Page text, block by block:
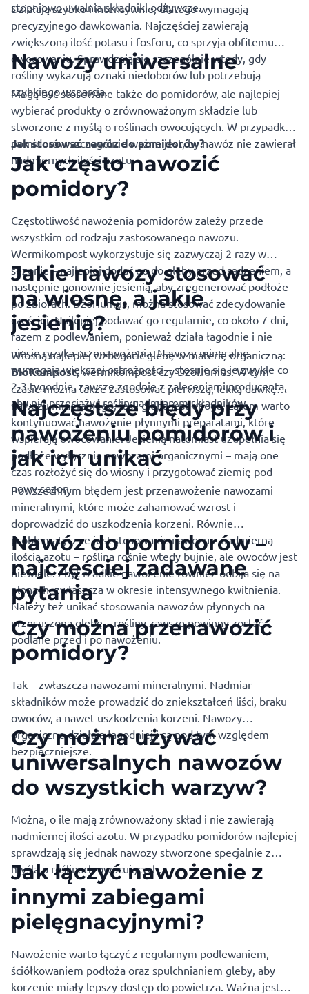
stopniowo uwalnia składniki odżywcze.
Działają szybko i intensywnie, dlatego wymagają
precyzyjnego dawkowania. Najczęściej zawierają
zwiększoną ilość potasu i fosforu, co sprzyja obfitemu
owocowaniu. Sprawdzają się szczególnie wtedy, gdy
rośliny wykazują oznaki niedoborów lub potrzebują
szybkiego wsparcia.
Nawozy uniwersalne
Mogą być stosowane także do pomidorów, ale najlepiej
wybierać produkty o zrównoważonym składzie lub
stworzone z myślą o roślinach owocujących. W przypadku
pomidorów szczególnie ważne jest, by nawóz nie zawierał
nadmiernych ilości azotu.
Jak stosować nawóz do pomidorów?
Jak często nawozić
pomidory?
Częstotliwość nawożenia pomidorów zależy przede
wszystkim od rodzaju zastosowanego nawozu.
Wermikompost wykorzystuje się zazwyczaj 2 razy w
sezonie – najlepiej dodać go do gleby przed sadzeniem, a
następnie ponownie jesienią, aby zregenerować podłoże
po zbiorach. DżoHumus, można stosować zdecydowanie
częściej. Najlepiej podawać go regularnie, co około 7 dni,
razem z podlewaniem, ponieważ działa łagodnie i nie
niesie ryzyka przenawożenia. Nawozy mineralne
wymagają większej ostrożności – stosuje się je zwykle co
2-3 tygodnie, zawsze zgodnie z zaleceniami producenta,
aby nie przeciążyć roślin nadmiarem składników.
Jakie nawozy stosować
na wiosnę, a jakie
jesienią?
Wiosną najlepiej wzbogacić glebę w materię organiczną:
BioKompost, wermikompost czy DżoHumus. W tym
czasie można także zastosować pierwszą, lekką dawkę
nawozu mineralnego, jeśli gleba jest uboga. Latem warto
kontynuować nawożenie płynnymi preparatami, które
wspierają owocowanie. Jesienią natomiast uzupełnia się
podłoże wyłącznie nawozami organicznymi – mają one
czas rozłożyć się do wiosny i przygotować ziemię pod
nowy sezon.
Najczęstsze błędy przy
nawożeniu pomidorów i
jak ich unikać
Powszechnym błędem jest przenawożenie nawozami
mineralnymi, które może zahamować wzrost i
doprowadzić do uszkodzenia korzeni. Równie
problematyczne jest stosowanie nawozu z nadmierną
ilością azotu – roślina rośnie wtedy bujnie, ale owoców jest
niewiele. Zbyt rzadkie nawożenie również odbija się na
plonach, zwłaszcza w okresie intensywnego kwitnienia.
Należy też unikać stosowania nawozów płynnych na
przesuszoną glebę – rośliny zawsze powinny zostać
podlane przed i po nawożeniu.
Nawóz do pomidorów –
najczęściej zadawane
pytania
Czy można przenawozić
pomidory?
Tak – zwłaszcza nawozami mineralnymi. Nadmiar
składników może prowadzić do zniekształceń liści, braku
owoców, a nawet uszkodzenia korzeni. Nawozy
organiczne działają łagodniej i są pod tym względem
bezpieczniejsze.
Czy można używać
uniwersalnych nawozów
do wszystkich warzyw?
Można, o ile mają zrównoważony skład i nie zawierają
nadmiernej ilości azotu. W przypadku pomidorów najlepiej
sprawdzają się jednak nawozy stworzone specjalnie z
myślą o roślinach owocujących.
Jak łączyć nawożenie z
innymi zabiegami
pielęgnacyjnymi?
Nawożenie warto łączyć z regularnym podlewaniem,
ściółkowaniem podłoża oraz spulchnianiem gleby, aby
korzenie miały lepszy dostęp do powietrza. Ważna jest